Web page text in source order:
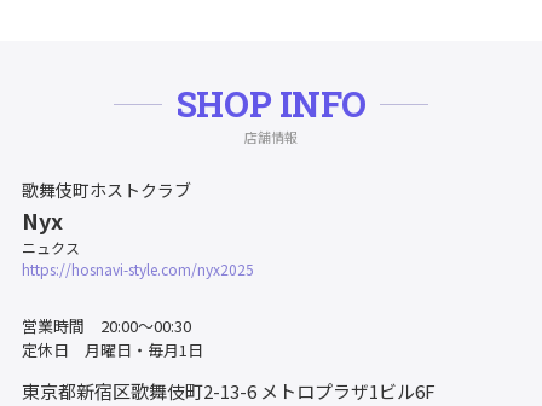
SHOP INFO
店舗情報
歌舞伎町ホストクラブ
Nyx
ニュクス
https://hosnavi-style.com/nyx2025
営業時間 20:00～00:30
定休日 月曜日・毎月1日
東京都新宿区歌舞伎町2-13-6 メトロプラザ1ビル6F